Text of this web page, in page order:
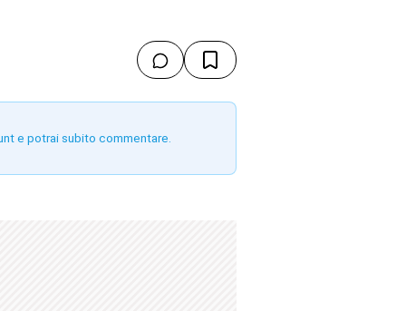
e potrai subito commentare.